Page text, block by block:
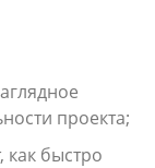
проекта;
как быстро